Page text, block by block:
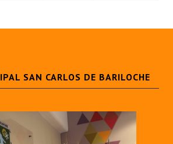
- Registro
SAN CARLOS DE BARILOCHE